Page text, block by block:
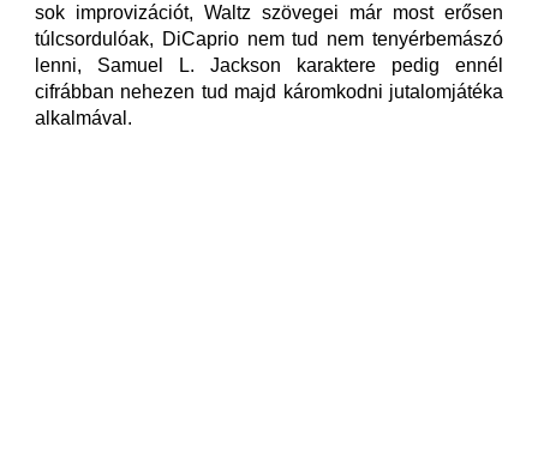
sok improvizációt, Waltz szövegei már most erősen
túlcsordulóak, DiCaprio nem tud nem tenyérbemászó
lenni, Samuel L. Jackson karaktere pedig ennél
cifrábban nehezen tud majd káromkodni jutalomjátéka
alkalmával.